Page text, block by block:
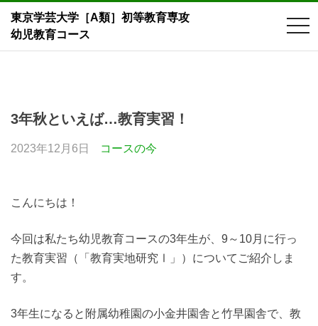
東京学芸大学［A類］初等教育専攻
幼児教育コース
3年秋といえば…教育実習！
2023年12月6日 コースの今
こんにちは！
今回は私たち幼児教育コースの3年生が、9～10月に行っ
た教育実習（「教育実地研究Ⅰ」）についてご紹介しま
す。
3年生になると附属幼稚園の小金井園舎と竹早園舎で、教